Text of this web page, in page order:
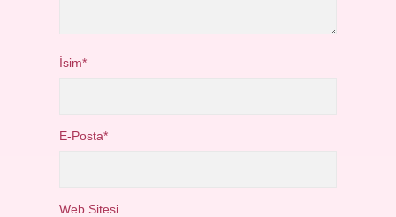
İsim*
E-Posta*
Web Sitesi